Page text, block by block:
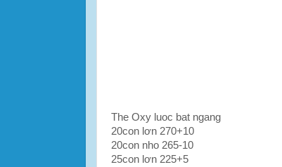
The Oxy luoc bat ngang
20con lơn 270+10
20con nho 265-10
25con lơn 225+5